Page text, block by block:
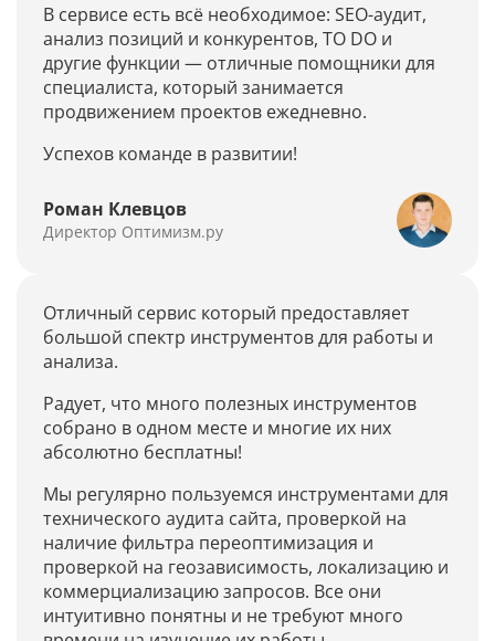
Написать в техподдержку
В сервисе есть всё необходимое: SEO-аудит,
анализ позиций и конкурентов, TO DO и
другие функции — отличные помощники для
специалиста, который занимается
продвижением проектов ежедневно.
Успехов команде в развитии!
Роман Клевцов
Директор Оптимизм.ру
Отличный сервис который предоставляет
большой спектр инструментов для работы и
анализа.
Радует, что много полезных инструментов
собрано в одном месте и многие их них
абсолютно бесплатны!
Мы регулярно пользуемся инструментами для
технического аудита сайта, проверкой на
наличие фильтра переоптимизация и
проверкой на геозависимость, локализацию и
коммерциализацию запросов. Все они
интуитивно понятны и не требуют много